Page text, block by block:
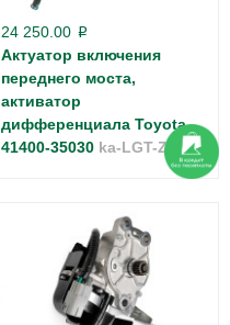
24 250.00 p
Актуатор включения
переднего моста,
активатор
дифференциала Toyota
41400-35030 ka-LGT-Z004